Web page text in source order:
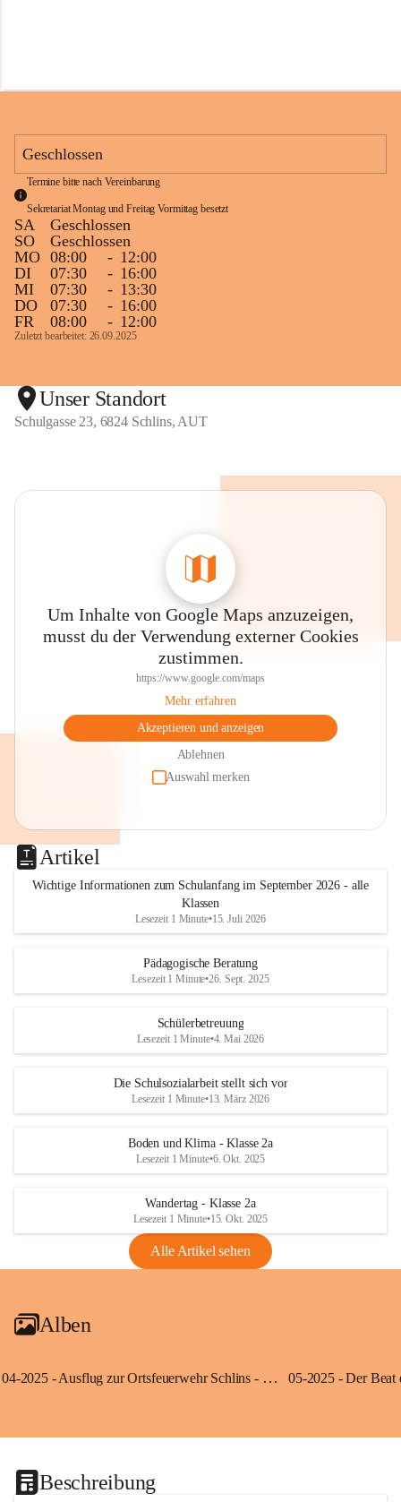
n
Geschlossen
Termine bitte nach Vereinbarung
Sekretariat Montag und Freitag Vormittag besetzt
SA
Geschlossen
SO
Geschlossen
MO 08:00 - 12:00
DI
07:30 - 16:00
MI
07:30 - 13:30
DO
07:30 - 16:00
FR
08:00 - 12:00
Zuletzt bearbeitet: 26.09.2025
Unser Standort
Schulgasse 23, 6824 Schlins, AUT
Um Inhalte von Google Maps anzuzeigen,
musst du der Verwendung externer Cookies
zustimmen.
https://www.google.com/maps
Mehr erfahren
Akzeptieren und anzeigen
Ablehnen
Auswahl merken
Artikel
Wichtige Informationen zum Schulanfang im September 2026 - alle
Klassen
Lesezeit 1 Minute•15. Juli 2026
Pädagogische Beratung
Lesezeit 1 Minute•26. Sept. 2025
Schülerbetreuung
Lesezeit 1 Minute•4. Mai 2026
Die Schulsozialarbeit stellt sich vor
Lesezeit 1 Minute•13. März 2026
Boden und Klima - Klasse 2a
Lesezeit 1 Minute•6. Okt. 2025
Wandertag - Klasse 2a
Lesezeit 1 Minute•15. Okt. 2025
Alle Artikel sehen
Alben
04-2025 - Ausflug zur Ortsfeuerwehr Schlins - Klassen 3a und 3b
Beschreibung